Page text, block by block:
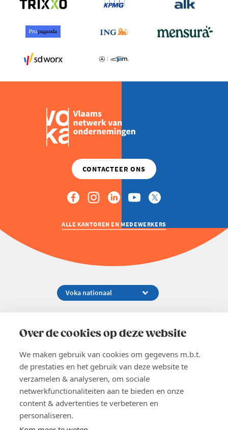
Over de cookies op deze website
We maken gebruik van cookies om gegevens m.b.t.
de prestaties en het gebruik van deze website te
verzamelen & analyseren, om sociale
netwerkfunctionaliteiten aan te bieden en onze
content & advertenties te verbeteren en
personaliseren.
ALLE KANTOREN EN MEDEWERKERS
02 229 81 11
EN